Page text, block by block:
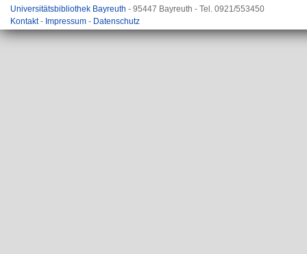
Universitätsbibliothek Bayreuth - 95447 Bayreuth - Tel. 0921/553450
Kontakt- Impressum - Datenschutz